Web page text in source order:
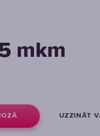
mkm
UZZINĀT